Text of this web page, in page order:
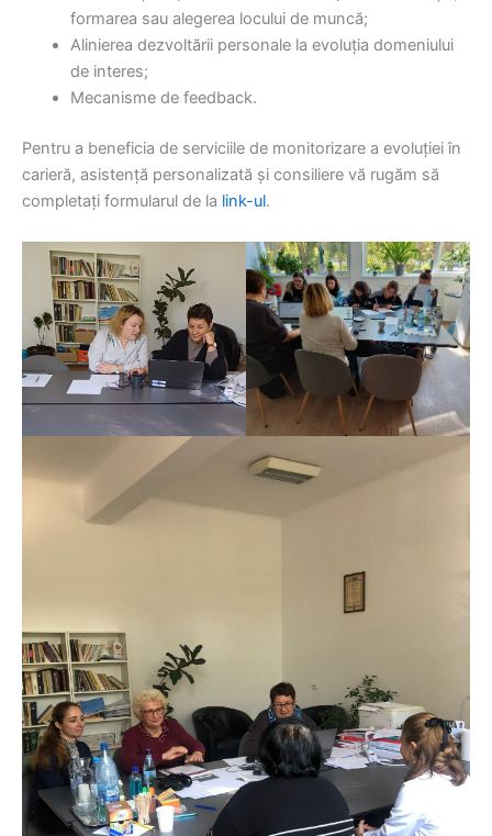
formarea sau alegerea locului de muncă;
Alinierea dezvoltării personale la evoluția domeniului
de interes;
Mecanisme de feedback.
Pentru a beneficia de serviciile de monitorizare a evoluției în
carieră, asistență personalizată și consiliere vă rugăm să
completați formularul de la link-ul.